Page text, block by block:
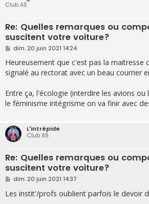
Club AS
Re: Quelles remarques ou
suscitent votre voiture?
M
s
s
a
dim. 20 juin 2021 14:24
Heureusement que c'est pas la maitresse
signalé au rectorat avec un beau courrier
Entre ça, l'écologie (interdire les avions
le féminisme intégrisme on va finir avec
L'intrépide
Club AS
Re: Quelles remarques ou
suscitent votre voiture?
M
s
s
dim. 20 juin 2021 14:37
Les instit'/profs oublient parfois le devoir